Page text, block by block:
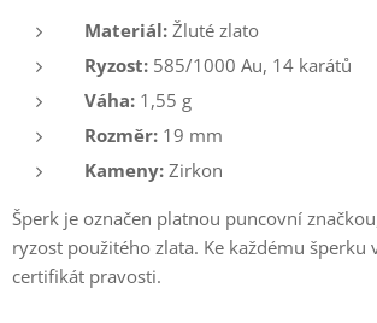
Materiál: Žluté zlato
Ryzost: 585/1000 Au, 14 karátů
Váha: 1,55 g
Rozměr: 19 mm
Kameny: Zirkon
Šperk je označen platnou puncovní
ryzost použitého zlata. Ke každému šperku
certifikát pravosti.